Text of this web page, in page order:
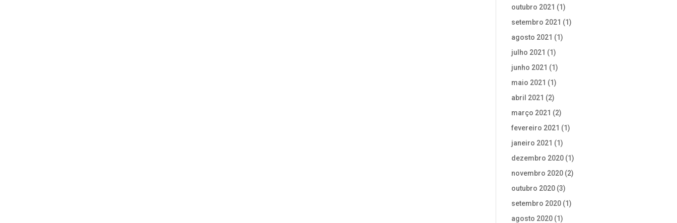
outubro 2021 (1)
setembro 2021 (1)
agosto 2021 (1)
julho 2021 (1)
junho 2021 (1)
maio 2021 (1)
abril 2021 (2)
março 2021 (2)
fevereiro 2021 (1)
janeiro 2021 (1)
dezembro 2020 (1)
novembro 2020 (2)
outubro 2020 (3)
setembro 2020 (1)
agosto 2020 (1)